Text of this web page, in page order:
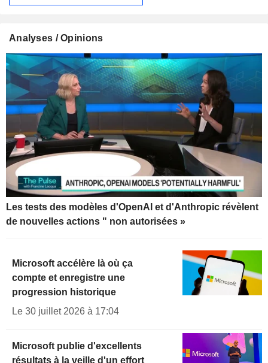
Analyses / Opinions
Les tests des modèles d'OpenAI et d'Anthropic révèlent
de nouvelles actions " non autorisées »
Microsoft accélère là où ça
compte et enregistre une
progression historique
Le 30 juillet 2026 à 17:04
Microsoft publie d'excellents
résultats à la veille d'un effort